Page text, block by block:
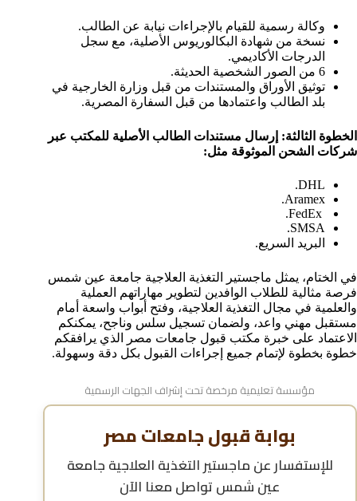
وكالة رسمية للقيام بالإجراءات نيابة عن الطالب.
نسخة من شهادة البكالوريوس الأصلية، مع سجل
الدرجات الأكاديمي.
6 من الصور الشخصية الحديثة.
توثيق الأوراق والمستندات من قبل وزارة الخارجية في
بلد الطالب واعتمادها من قبل السفارة المصرية.
الخطوة الثالثة: إرسال مستندات الطالب الأصلية للمكتب عبر
شركات الشحن الموثوقة مثل:
DHL.
Aramex.
SMSA.
البريد السريع.
في الختام، يمثل ماجستير التغذية العلاجية جامعة عين شمس
فرصة مثالية للطلاب الوافدين لتطوير مهاراتهم العملية
والعلمية في مجال التغذية العلاجية، وفتح أبواب واسعة أمام
مستقبل مهني واعد، ولضمان تسجيل سلس وناجح، يمكنكم
الاعتماد على خبرة مكتب قبول جامعات مصر الذي يرافقكم
خطوة بخطوة لإتمام جميع إجراءات القبول بكل دقة وسهولة.
مؤسسة تعليمية مرخصة تحت إشراف الجهات الرسمية
بوابة قبول جامعات مصر
للإستفسار عنماجستير التغذية العلاجية جامعة
عين شمستواصل معنا الآن